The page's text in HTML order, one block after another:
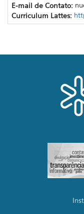
E-mail de Contato:
Curriculum Lattes: